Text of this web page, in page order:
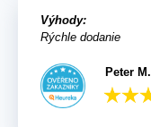
Výhody:
Rýchle dodanie
Peter M.